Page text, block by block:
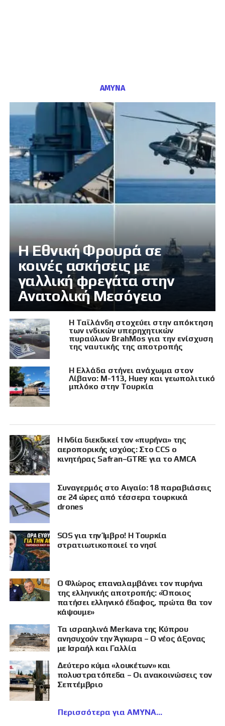
ΑΜΥΝΑ
Η Εθνική Φρουρά σε
κοινές ασκήσεις με
γαλλική φρεγάτα στην
Ανατολική Μεσόγειο
Η Ταϊλάνδη στοχεύει στην απόκτηση
των ινδικών υπερηχητικών
πυραύλων BrahMos για την ενίσχυση
της ναυτικής της αποτροπής
Η Ελλάδα στήνει ανάχωμα στον
Λίβανο: M-113, Huey και γεωπολιτικό
μπλόκο στην Τουρκία
Η Ινδία διεκδικεί τον «πυρήνα» της
αεροπορικής ισχύος: Στο CCS ο
κινητήρας Safran–GTRE για το AMCA
Συναγερμός στο Αιγαίο: 18 παραβιάσεις
σε 24 ώρες από τέσσερα τουρκικά
drones
SOS για την Ίμβρο! Η Τουρκία
στρατιωτικοποιεί το νησί
Ο Φλώρος επαναλαμβάνει τον πυρήνα
της ελληνικής αποτροπής: «Όποιος
πατήσει ελληνικό έδαφος, πρώτα θα τον
κάψουμε»
Τα ισραηλινά Merkava της Κύπρου
ανησυχούν την Άγκυρα – Ο νέος άξονας
με Ισραήλ και Γαλλία
Δεύτερο κύμα «λουκέτων» και
πολυστρατόπεδα – Οι ανακοινώσεις τον
Σεπτέμβριο
Περισσότερα για ΑΜΥΝΑ